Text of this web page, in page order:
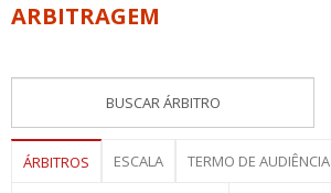
ARBITRAGEM
ÁRBITROS ESCALA TERMO DE AUDIÊNCIA